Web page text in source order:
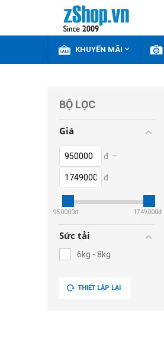
KHUYẾN MÃI 
BỘ LỌC
Giá
đ –
đ
950000đ 1749000đ
Sức tải
6kg - 8kg
THIẾT LẬP LẠI